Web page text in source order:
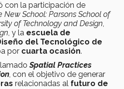
con la participación de
New School: Parsons School of
of Technology and Design,
, y la escuela de
del Tecnológico de
por cuarta ocasión.
Spatial Practices
, con el objetivo de generar
relacionadas al futuro de